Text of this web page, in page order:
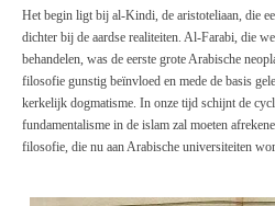
Het begin ligt bij al-Kindi, de aristoteliaan, die
dichter bij de aardse realiteiten. Al-Farabi, die
behandelen, was de eerste grote Arabische
filosofie gunstig beïnvloed en mede de basis
kerkelijk dogmatisme. In onze tijd schijnt de
fundamentalisme in de islam zal moeten
filosofie, die nu aan Arabische universiteiten